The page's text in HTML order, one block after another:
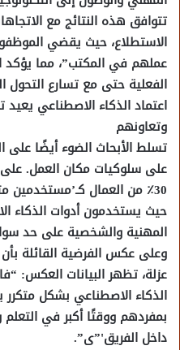
تتوافق هذه النتائج مع
عملهم في المكتب”، مما يؤكد
الفعلية حتى مع تسارع التحول
اعتماد الذكاء الاصطناعي
وتعاونهم
تسلط الأبحاث الضوء أيضًا على
على سلوكيات مكان العمل. على
30٪ من العمال كـ’مستخدمين
حيث يستخدمون أدوات الذكاء
المهنية والشخصية على حد
وعلى عكس الفرضية القائلة
عزلة، تظهر البيانات العكس:
الذكاء الاصطناعي بشكل
بمفردهم ووقتًا أكبر في التعلم
داخل الفريق'”ى”.